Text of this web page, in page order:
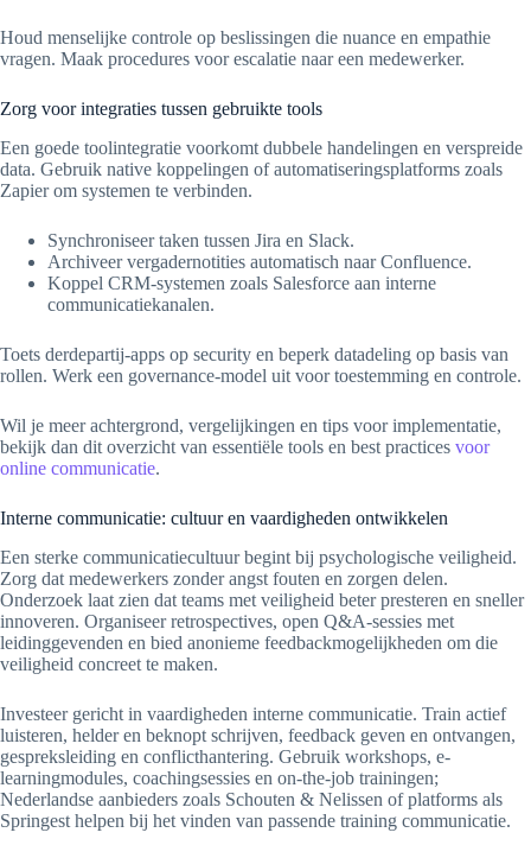
Houd menselijke controle op beslissingen die nuance en empathie
vragen. Maak procedures voor escalatie naar een medewerker.
Zorg voor integraties tussen gebruikte tools
Een goede toolintegratie voorkomt dubbele handelingen en verspreide
data. Gebruik native koppelingen of automatiseringsplatforms zoals
Zapier om systemen te verbinden.
Synchroniseer taken tussen Jira en Slack.
Archiveer vergadernotities automatisch naar Confluence.
Koppel CRM-systemen zoals Salesforce aan interne
communicatiekanalen.
Toets derdepartij-apps op security en beperk datadeling op basis van
rollen. Werk een governance-model uit voor toestemming en controle.
Wil je meer achtergrond, vergelijkingen en tips voor implementatie,
bekijk dan dit overzicht van essentiële tools en best practices voor
online communicatie.
Interne communicatie: cultuur en vaardigheden ontwikkelen
Een sterke communicatiecultuur begint bij psychologische veiligheid.
Zorg dat medewerkers zonder angst fouten en zorgen delen.
Onderzoek laat zien dat teams met veiligheid beter presteren en sneller
innoveren. Organiseer retrospectives, open Q&A-sessies met
leidinggevenden en bied anonieme feedbackmogelijkheden om die
veiligheid concreet te maken.
Investeer gericht in vaardigheden interne communicatie. Train actief
luisteren, helder en beknopt schrijven, feedback geven en ontvangen,
gespreksleiding en conflicthantering. Gebruik workshops, e-
learningmodules, coachingsessies en on-the-job trainingen;
Nederlandse aanbieders zoals Schouten & Nelissen of platforms als
Springest helpen bij het vinden van passende training communicatie.